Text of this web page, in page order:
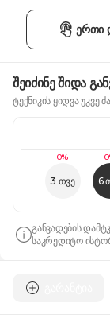
ერთი
შეიძინე შიდა
ტექნიკის ყიდვა უკვე
0%
3 თვე 6
განვადების
საკრედიტო